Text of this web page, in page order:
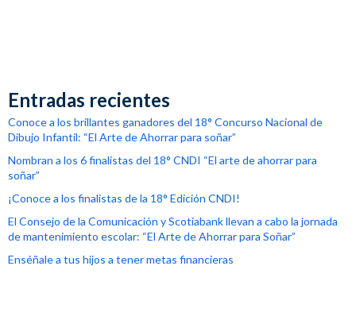
Entradas recientes
Conoce a los brillantes ganadores del 18° Concurso Nacional de
Dibujo Infantil: “El Arte de Ahorrar para soñar”
Nombran a los 6 finalistas del 18° CNDI “El arte de ahorrar para
soñar”
¡Conoce a los finalistas de la 18° Edición CNDI!
El Consejo de la Comunicación y Scotiabank llevan a cabo la jornada
de mantenimiento escolar: “El Arte de Ahorrar para Soñar”
Enséñale a tus hijos a tener metas financieras